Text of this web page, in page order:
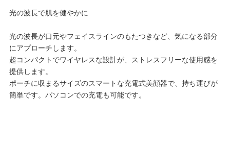
光の波長で肌を健やかに
光の波長が口元やフェイスラインのもたつきなど、気になる部分
にアプローチします。
超コンパクトでワイヤレスな設計が、ストレスフリーな使用感を
提供します。
ポーチに収まるサイズのスマートな充電式美顔器で、持ち運びが
簡単です。パソコンでの充電も可能です。